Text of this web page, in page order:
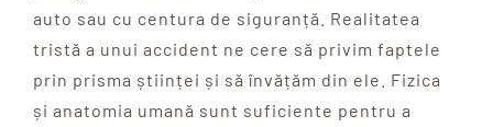
auto sau cu centura de siguranță. Realitatea
tristă a unui accident ne cere să privim faptele
prin prisma științei și să învățăm din ele. Fizica
și anatomia umană sunt suficiente pentru a